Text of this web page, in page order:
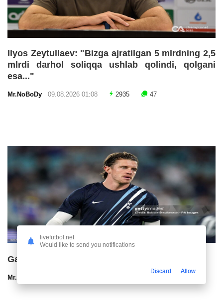
Ilyos Zeytullaev: "Bizga ajratilgan 5 mlrdning 2,5
mlrdi darhol soliqqa ushlab qolindi, qolgani
esa..."
Mr.NoBoDy 09.08.2026 01:08 2935 47
Gallaxerga yangi da'vogar paydo bo'ldi
Mr.NoBoDy
livefutbol.net
Would like to send you notifications
Discard Allow